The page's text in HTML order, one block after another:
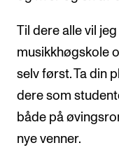
Konsertopptak
Aktuelle saker
Organisering av
Til dere alle vil
musikkhøgskole
selv først. Ta din
dere som
både på
nye venner.